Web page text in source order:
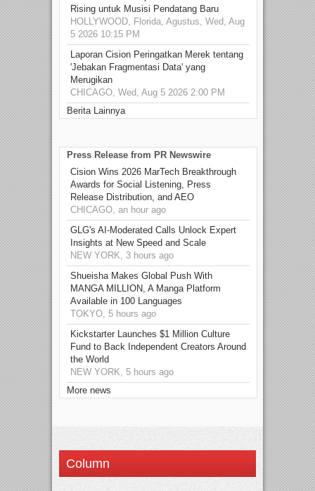
Rising untuk Musisi Pendatang Baru
HOLLYWOOD, Florida, Agustus, Wed, Aug
5 2026 10:15 PM
Laporan Cision Peringatkan Merek tentang
'Jebakan Fragmentasi Data' yang
Merugikan
CHICAGO, Wed, Aug 5 2026 2:00 PM
Berita Lainnya
Press Release from PR Newswire
Cision Wins 2026 MarTech Breakthrough
Awards for Social Listening, Press
Release Distribution, and AEO
CHICAGO, an hour ago
GLG's AI-Moderated Calls Unlock Expert
Insights at New Speed and Scale
NEW YORK, 3 hours ago
Shueisha Makes Global Push With
MANGA MILLION, A Manga Platform
Available in 100 Languages
TOKYO, 5 hours ago
Kickstarter Launches $1 Million Culture
Fund to Back Independent Creators Around
the World
NEW YORK, 5 hours ago
More news
Column